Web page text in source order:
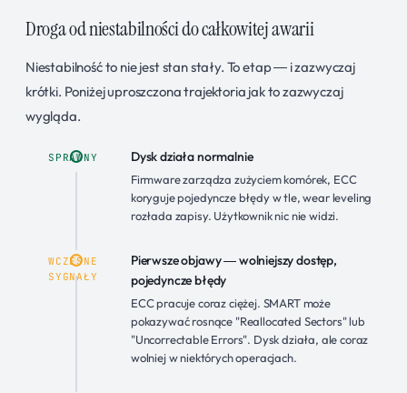
Droga od niestabilności do całkowitej awarii
Niestabilność to nie jest stan stały. To etap — i zazwyczaj
krótki. Poniżej uproszczona trajektoria jak to zazwyczaj
wygląda.
SPRAWNY Dysk działa normalnie
Firmware zarządza zużyciem komórek, ECC
koryguje pojedyncze błędy w tle, wear leveling
rozłada zapisy. Użytkownik nic nie widzi.
WCZESNE
SYGNAŁY
Pierwsze objawy — wolniejszy dostęp,
pojedyncze błędy
ECC pracuje coraz ciężej. SMART może
pokazywać rosnące "Reallocated Sectors" lub
"Uncorrectable Errors". Dysk działa, ale coraz
wolniej w niektórych operacjach.